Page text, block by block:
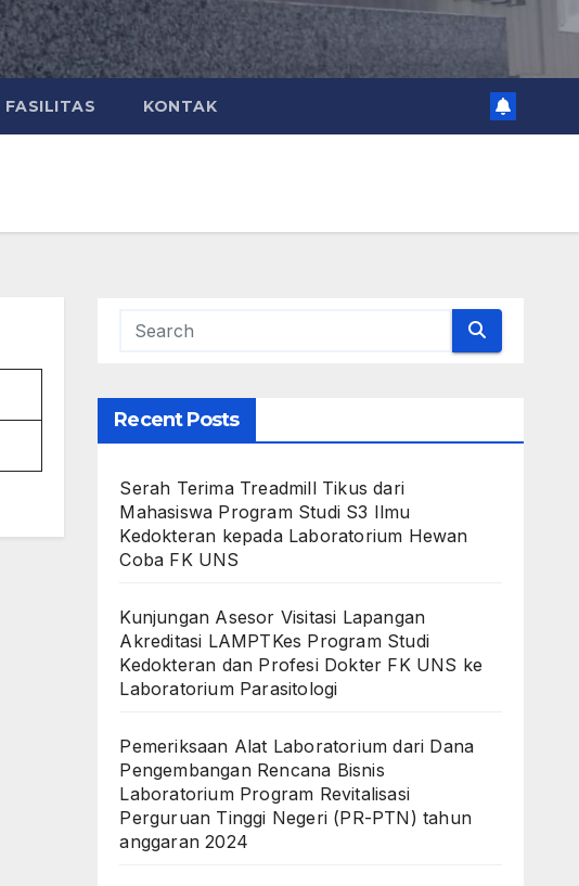
FASILITAS KONTAK
Recent Posts
Serah Terima Treadmill Tikus dari
Mahasiswa Program Studi S3 Ilmu
Kedokteran kepada Laboratorium Hewan
Coba FK UNS
Kunjungan Asesor Visitasi Lapangan
Akreditasi LAMPTKes Program Studi
Kedokteran dan Profesi Dokter FK UNS ke
Laboratorium Parasitologi
Pemeriksaan Alat Laboratorium dari Dana
Pengembangan Rencana Bisnis
Laboratorium Program Revitalisasi
Perguruan Tinggi Negeri (PR-PTN) tahun
anggaran 2024